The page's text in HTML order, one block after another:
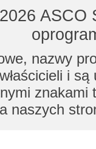
nazwy
i
znakami
naszych